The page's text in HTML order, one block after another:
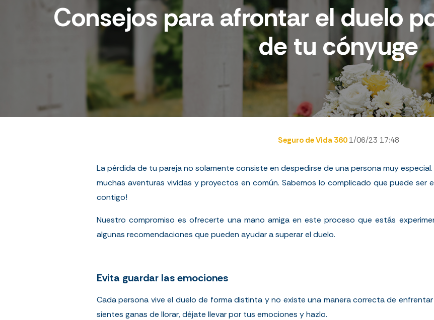
Consejos para afrontar el duelo
de tu cónyuge
Seguro de Vida 360 1/06/23 17:48
La pérdida de tu pareja no solamente consiste en despedirse de una persona muy
muchas aventuras vividas y proyectos en común. Sabemos lo complicado que puede ser
contigo!
Nuestro compromiso es ofrecerte una mano amiga en este proceso que estás
algunas recomendaciones que pueden ayudar a superar el duelo.
Evita guardar las emociones
Cada persona vive el duelo de forma distinta y no existe una manera correcta de
sientes ganas de llorar, déjate llevar por tus emociones y hazlo.